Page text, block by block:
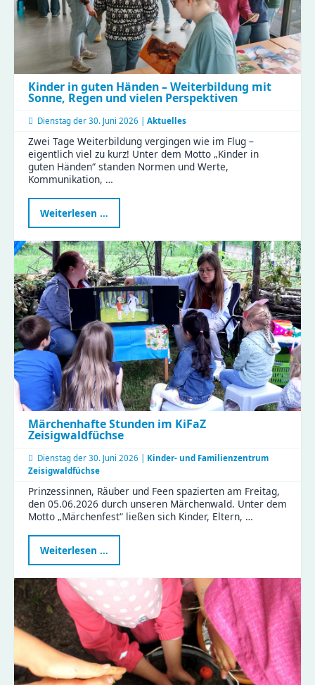
Kinder in guten Händen – Weiterbildung mit
Sonne, Regen und vielen Perspektiven
Dienstag der 30. Juni 2026 | Aktuelles
Zwei Tage Weiterbildung vergingen wie im Flug –
eigentlich viel zu kurz! Unter dem Motto „Kinder in
guten Händen“ standen Normen und Werte,
Kommunikation, …
Weiterlesen …
in
Händen
–
Weiterbildung
mit
Sonne,
Regen
und
vielen
Perspektiven
Märchenhafte Stunden im KiFaZ
Zeisigwaldfüchse
Dienstag der 30. Juni 2026 | Kinder- und Familienzentrum
Zeisigwaldfüchse
Prinzessinnen, Räuber und Feen spazierten am Freitag,
den 05.06.2026 durch unseren Märchenwald. Unter dem
Motto „Märchenfest“ ließen sich Kinder, Eltern, …
Weiterlesen …
Stunden
im
Zeisigwaldfüchse